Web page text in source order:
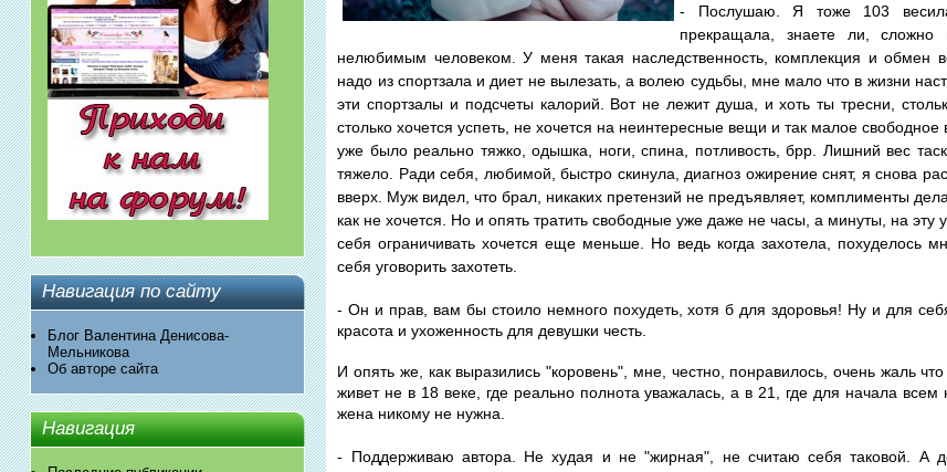
Навигация по сайту
Блог Валентина Денисова-
Мельникова
Об авторе сайта
Навигация
- Послушаю. Я тоже 103
прекращала, знаете ли,
нелюбимым человеком. У меня такая наследственность, комплекция и обмен
надо из спортзала и диет не вылезать, а волею судьбы, мне мало что в жизни
эти спортзалы и подсчеты калорий. Вот не лежит душа, и хоть ты тресни,
столько хочется успеть, не хочется на неинтересные вещи и так малое
уже было реально тяжко, одышка, ноги, спина, потливость, брр. Лишний вес
тяжело. Ради себя, любимой, быстро скинула, диагноз ожирение снят, я снова
вверх. Муж видел, что брал, никаких претензий не предъявляет, комплименты
как не хочется. Но и опять тратить свободные уже даже не часы, а минуты, на эту
себя ограничивать хочется еще меньше. Но ведь когда захотела, похуделось
себя уговорить захотеть.
- Он и прав, вам бы стоило немного похудеть, хотя б для здоровья! Ну и для
красота и ухоженность для девушки честь.
И опять же, как выразились "коровень", мне, честно, понравилось, очень жаль
живет не в 18 веке, где реально полнота уважалась, а в 21, где для начала всем
жена никому не нужна.
- Поддерживаю автора. Не худая и не "жирная", не считаю себя таковой. А